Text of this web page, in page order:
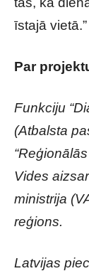
īstajā vietā.”
Par
Funkciju
(Atbalsta
Vides
ministrija
reģions.
Latvijas